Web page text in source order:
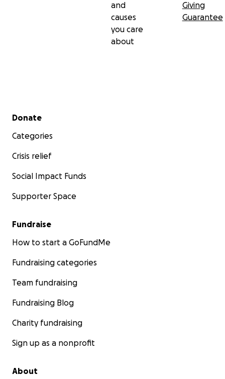
and
causes
you care
about
Giving
Guarantee
Secondary menu
Donate
Categories
Crisis relief
Social Impact Funds
Supporter Space
Fundraise
How to start a GoFundMe
Fundraising categories
Team fundraising
Fundraising Blog
Charity fundraising
Sign up as a nonprofit
About